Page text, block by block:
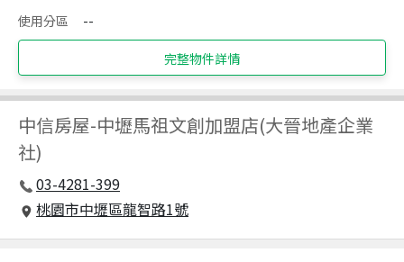
使用分區
--
完整物件詳情
中信房屋-中壢馬祖文創加盟店(大晉地產企業
社)
03-4281-399
桃園市中壢區龍智路1號